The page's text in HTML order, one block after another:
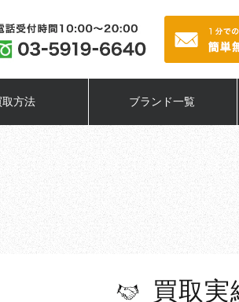
取方法 ブランド一覧
買取実